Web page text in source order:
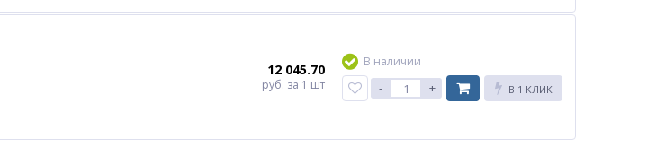
12 045.70
руб. за 1 шт
В наличии
- + В 1 КЛИК